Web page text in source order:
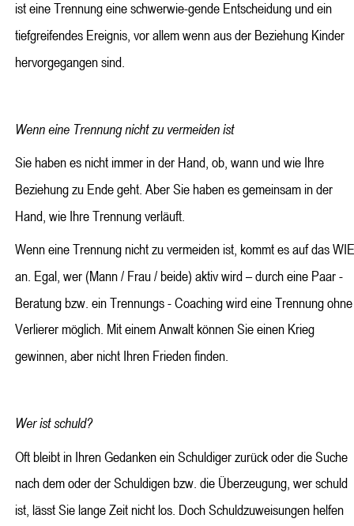
ist eine Trennung eine schwerwie-gende Entscheidung und ein
tiefgreifendes Ereignis, vor allem wenn aus der Beziehung Kinder
hervorgegangen sind.
Wenn eine Trennung nicht zu vermeiden ist
Sie haben es nicht immer in der Hand, ob, wann und wie Ihre
Beziehung zu Ende geht. Aber Sie haben es gemeinsam in der
Hand, wie Ihre Trennung verläuft.
Wenn eine Trennung nicht zu vermeiden ist, kommt es auf das
an. Egal, wer (Mann / Frau / beide) aktiv wird – durch eine Paar -
Beratung bzw. ein Trennungs - Coaching wird eine Trennung
Verlierer möglich. Mit einem Anwalt können Sie einen Krieg
gewinnen, aber nicht Ihren Frieden finden.
Wer ist schuld?
Oft bleibt in Ihren Gedanken ein Schuldiger zurück oder die Suche
nach dem oder der Schuldigen bzw. die Überzeugung, wer schuld
ist, lässt Sie lange Zeit nicht los. Doch Schuldzuweisungen helfen